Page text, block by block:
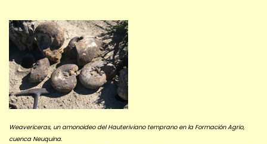
Weavericeras, un amonoideo del Hauteriviano temprano en la Formación Agrio,
cuenca Neuquina.